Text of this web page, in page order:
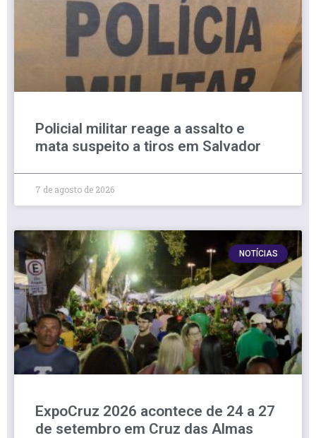
Policial militar reage a assalto e
mata suspeito a tiros em Salvador
7 de agosto de 2026
NOTÍCIAS
ExpoCruz 2026 acontece de 24 a 27
de setembro em Cruz das Almas